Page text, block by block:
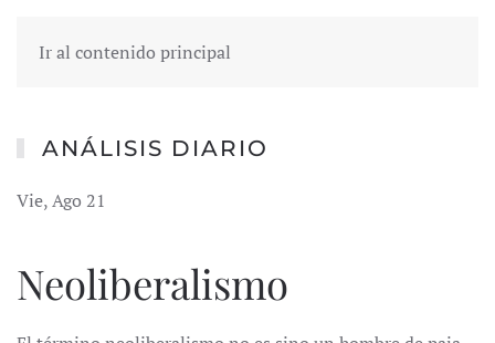
Ir al contenido principal
ANÁLISIS DIARIO
Vie, Ago 21
Neoliberalismo